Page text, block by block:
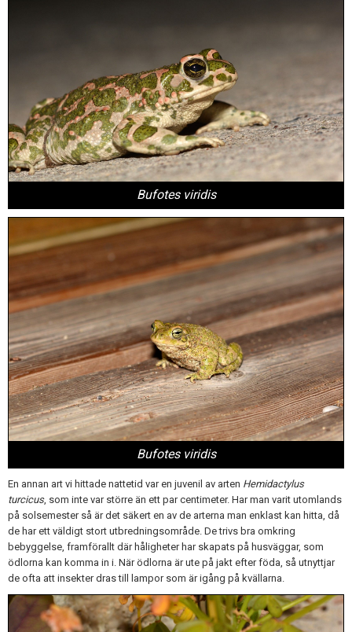
Bufotes viridis
Bufotes viridis
En annan art vi hittade nattetid var en juvenil av arten Hemidactylus
turcicus, som inte var större än ett par centimeter. Har man varit utomlands
på solsemester så är det säkert en av de arterna man enklast kan hitta, då
de har ett väldigt stort utbredningsområde. De trivs bra omkring
bebyggelse, framförallt där håligheter har skapats på husväggar, som
ödlorna kan komma in i. När ödlorna är ute på jakt efter föda, så utnyttjar
de ofta att insekter dras till lampor som är igång på kvällarna.